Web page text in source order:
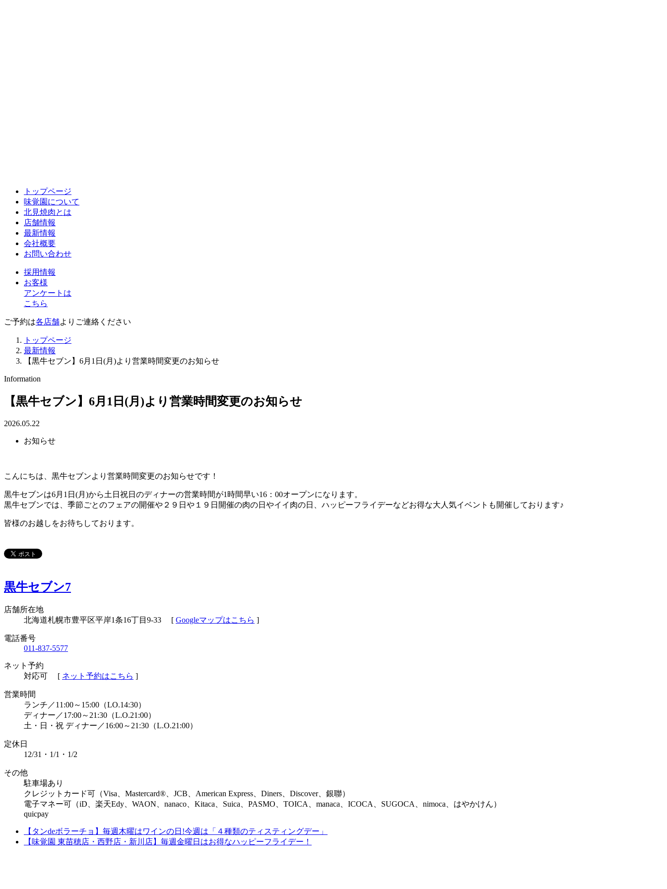
トップページ
味覚園について
北見焼肉とは
店舗情報
最新情報
会社概要
お問い合わせ
採用情報
お客様
アンケートは
こちら
ご予約は各店舗よりご連絡ください
トップページ
最新情報
【黒牛セブン】6月1日(月)より営業時間変更のお知らせ
Information
【黒牛セブン】6月1日(月)より営業時間変更のお知らせ
2026.05.22
お知らせ
こんにちは、黒牛セブンより営業時間変更のお知らせです！
黒牛セブンは6月1日(月)から土日祝日のディナーの営業時間が1時間早い16：00オープンになります。
黒牛セブンでは、季節ごとのフェアの開催や２９日や１９日開催の肉の日やイイ肉の日、ハッピーフライデーなどお得な大人気イベントも開催しております♪
皆様のお越しをお待ちしております。
黒牛セブン7
店舗所在地
北海道札幌市豊平区平岸1条16丁目9-33
[ Googleマップはこちら ]
電話番号
011-837-5577
ネット予約
対応可
[ ネット予約はこちら ]
営業時間
ランチ／11:00～15:00（LO.14:30）
ディナー／17:00～21:30（L.O.21:00）
土・日・祝 ディナー／16:00～21:30（L.O.21:00）
定休⽇
12/31・1/1・1/2
その他
駐車場あり
クレジットカード可（Visa、Mastercard®、JCB、American Express、Diners、Discover、銀聯）
電子マネー可（iD、楽天Edy、WAON、nanaco、Kitaca、Suica、PASMO、TOICA、manaca、ICOCA、SUGOCA、nimoca、はやかけん）
quicpay
【タンdeボラーチョ】毎週木曜はワインの日!今週は「４種類のティスティングデー」
【味覚園 東苗穂店・西野店・新川店】毎週金曜日はお得なハッピーフライデー！